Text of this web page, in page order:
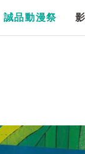
誠品動漫祭